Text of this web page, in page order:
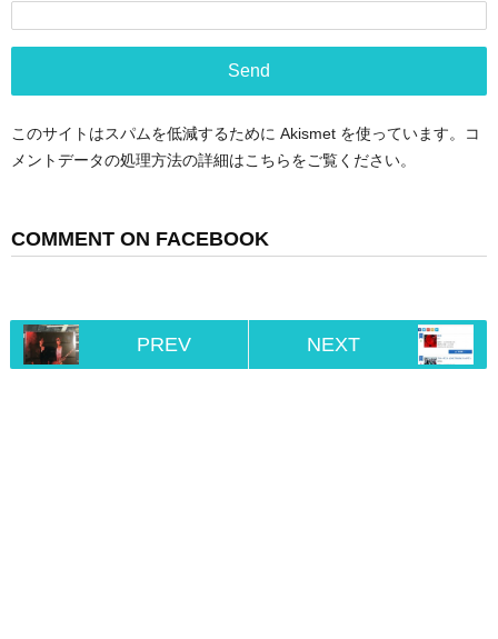
このサイトはスパムを低減するために Akismet を使っています。
コ
メントデータの処理方法の詳細はこちらをご覧ください。
COMMENT ON FACEBOOK
PREV NEXT